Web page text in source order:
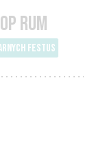
RUM
FESTUS